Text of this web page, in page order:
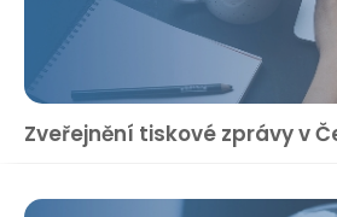
Zveřejnění tiskové zprávy v